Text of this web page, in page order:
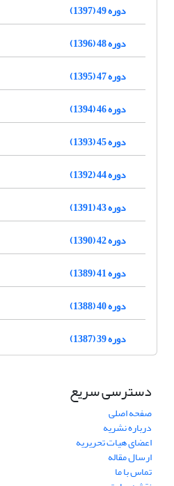
دوره 49 (1397)
دوره 48 (1396)
دوره 47 (1395)
دوره 46 (1394)
دوره 45 (1393)
دوره 44 (1392)
دوره 43 (1391)
دوره 42 (1390)
دوره 41 (1389)
دوره 40 (1388)
دوره 39 (1387)
دسترسی سریع
صفحه اصلی
درباره نشریه
اعضای هیات تحریریه
ارسال مقاله
تماس با ما